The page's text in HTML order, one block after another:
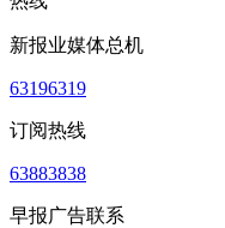
新报业媒体总机
63196319
订阅热线
63883838
早报广告联系